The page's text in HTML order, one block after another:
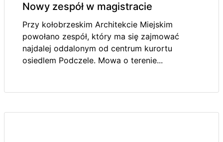
Nowy zespół w magistracie
Przy kołobrzeskim Architekcie Miejskim
powołano zespół, który ma się zajmować
najdalej oddalonym od centrum kurortu
osiedlem Podczele. Mowa o terenie...